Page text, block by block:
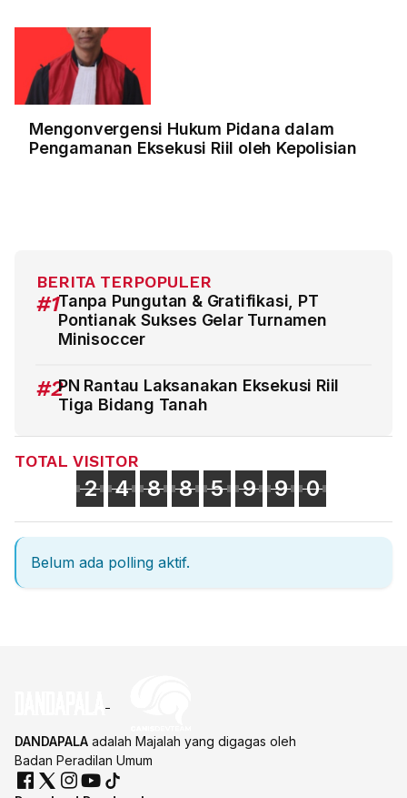
Mengonvergensi Hukum Pidana dalam
Pengamanan Eksekusi Riil oleh Kepolisian
BERITA TERPOPULER
#1Tanpa Pungutan & Gratifikasi, PT
Pontianak Sukses Gelar Turnamen
Minisoccer
#2PN Rantau Laksanakan Eksekusi Riil
Tiga Bidang Tanah
TOTAL VISITOR
2 4 8 8 5 9 9 0
Belum ada polling aktif.
DANDAPALA adalah Majalah yang digagas oleh
Badan Peradilan Umum